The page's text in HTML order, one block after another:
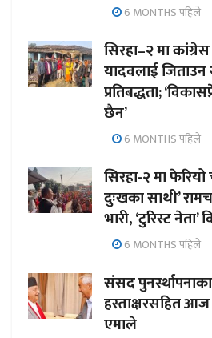
6 MONTHS पहिले
सिरहा–२ मा कांग्रेस
यादवलाई
प्रतिबद्धता;
छैन’
6 MONTHS पहिले
सिरहा-२ मा
दुःखका साथी’
भारी, ‘टुरिस्ट
6 MONTHS पहिले
संसद
हस्ताक्षरसहित आज
एमाले